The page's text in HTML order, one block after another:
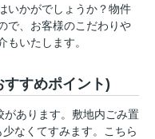
いかがでしょうか？物件
で、お客様のこだわりや
もいたします。
すめポイント)
あります。敷地内ごみ置
なくてすみます。こちら